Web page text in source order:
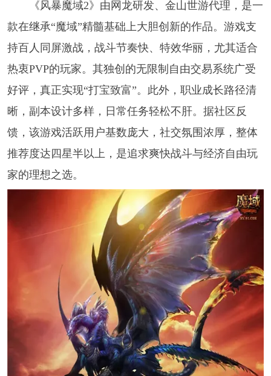
《风暴魔域2》由网龙研发、金山世游代理，是一
款在继承“魔域”精髓基础上大胆创新的作品。游戏支
持百人同屏激战，战斗节奏快、特效华丽，尤其适合
热衷PVP的玩家。其独创的无限制自由交易系统广受
好评，真正实现“打宝致富”。此外，职业成长路径清
晰，副本设计多样，日常任务轻松不肝。据社区反
馈，该游戏活跃用户基数庞大，社交氛围浓厚，整体
推荐度达四星半以上，是追求爽快战斗与经济自由玩
家的理想之选。